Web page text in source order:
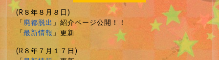
(R８年８月８日)
「廃都脱出」紹介ページ公開！！
「最新情報」更新
(R８年７月１７日)